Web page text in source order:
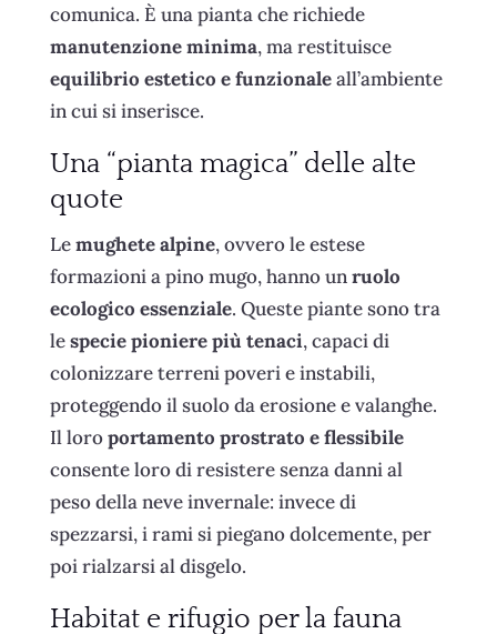
comunica. È una pianta che richiede
manutenzione minima, ma restituisce
equilibrio estetico e funzionaleall’ambiente
in cui si inserisce.
Una “pianta magica” delle alte
quote
Lemughete alpine, ovvero le estese
formazioni a pino mugo, hanno unruolo
ecologico essenziale. Queste piante sono tra
lespecie pioniere più tenaci, capaci di
colonizzare terreni poveri e instabili,
proteggendo il suolo da erosione e valanghe.
Il loroportamento prostrato e flessibile
consente loro di resistere senza danni al
peso della neve invernale: invece di
spezzarsi, i rami si piegano dolcemente, per
poi rialzarsi al disgelo.
Habitat e rifugio per la fauna